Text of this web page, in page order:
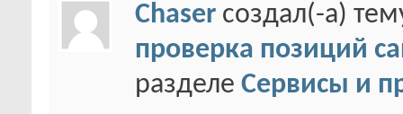
Chaser создал(-а)
проверка позиций
разделе Сервисы и